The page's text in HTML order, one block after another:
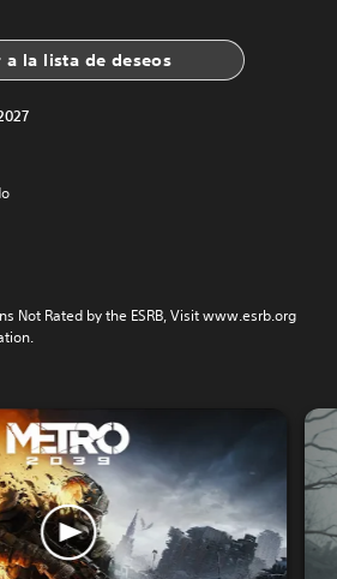
a la lista de deseos
Not Rated by the ESRB, Visit www.esrb.org